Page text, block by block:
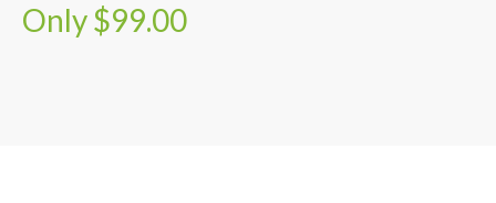
Only $99.00